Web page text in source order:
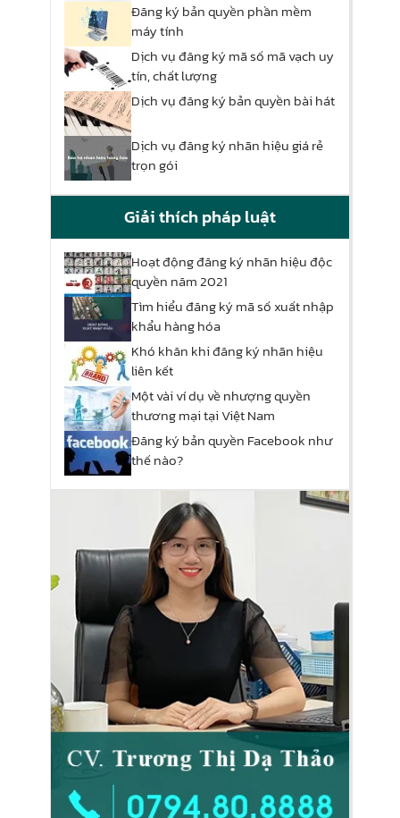
Đăng ký bản quyền phần mềm
máy tính
Dịch vụ đăng ký mã số mã vạch uy
tín, chất lượng
Dịch vụ đăng ký bản quyền bài hát
Dịch vụ đăng ký nhãn hiệu giá rẻ
trọn gói
Giải thích pháp luật
Hoạt động đăng ký nhãn hiệu độc
quyền năm 2021
Tìm hiểu đăng ký mã số xuất nhập
khẩu hàng hóa
Khó khăn khi đăng ký nhãn hiệu
liên kết
Một vài ví dụ về nhượng quyền
thương mại tại Việt Nam
Đăng ký bản quyền Facebook như
thế nào?